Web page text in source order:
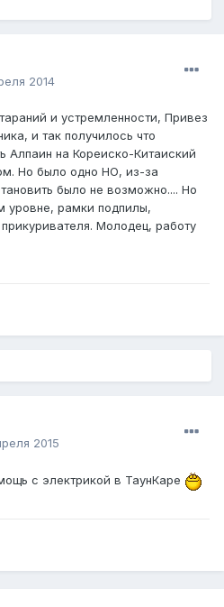
2014
и устремленности, Привез
и так получилось что
Алпаин на Кореиско-Китаиский
Но было одно НО, из-за
было не возможно.... Но
рамки подпилы,
Молодец, работу
2015
с электрикой в ТаунКаре